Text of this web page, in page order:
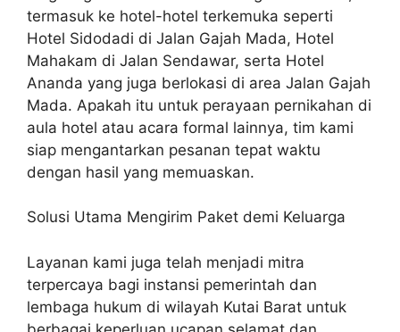
termasuk ke hotel-hotel terkemuka seperti
Hotel Sidodadi di Jalan Gajah Mada, Hotel
Mahakam di Jalan Sendawar, serta Hotel
Ananda yang juga berlokasi di area Jalan Gajah
Mada. Apakah itu untuk perayaan pernikahan di
aula hotel atau acara formal lainnya, tim kami
siap mengantarkan pesanan tepat waktu
dengan hasil yang memuaskan.
Solusi Utama Mengirim Paket demi Keluarga
Layanan kami juga telah menjadi mitra
terpercaya bagi instansi pemerintah dan
lembaga hukum di wilayah Kutai Barat untuk